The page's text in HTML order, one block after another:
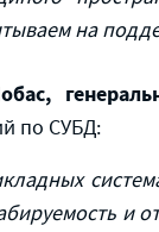
на
по СУБД:
и